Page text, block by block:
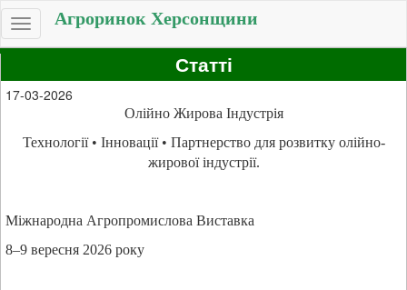
Toggle
navigation
Агроринок Херсонщини
Статті
17-03-2026
Олійно Жирова Індустрія
Технології • Інновації • Партнерство для розвитку олійно-
жирової індустрії.
Міжнародна Агропромислова Виставка
8–9 вересня 2026 року